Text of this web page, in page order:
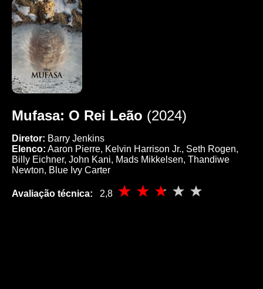
Mufasa: O Rei Leão (2024)
Diretor: Barry Jenkins
Elenco: Aaron Pierre, Kelvin Harrison Jr., Seth Rogen,
Billy Eichner, John Kani, Mads Mikkelsen, Thandiwe
Newton, Blue Ivy Carter
Avaliação técnica: 2,8